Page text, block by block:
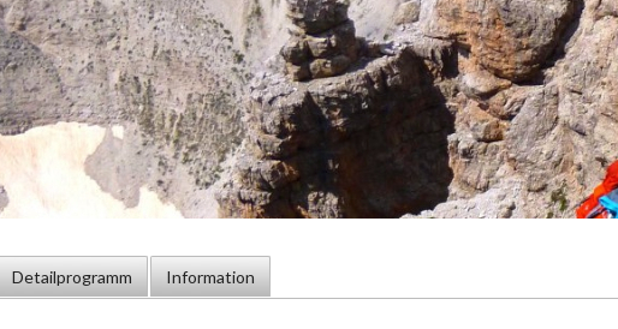
Detailprogramm Information